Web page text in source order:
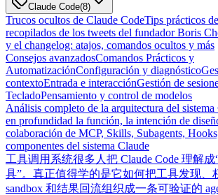
Claude Code(8)
Trucos ocultos de Claude CodeTips prácticos
recopilados de los tweets del fundador Boris
y el changelog: atajos, comandos ocultos y más
Consejos avanzadosComandos Prácticos y
AutomatizaciónConfiguración y diagnóstico
contextoEntrada e interacciónGestión de
TecladoPensamiento y control de modelos
Análisis completo de la arquitectura del sistema
en profundidad la función, la intención de
colaboración de MCP, Skills, Subagents,
componentes del sistema Claude
工具调用系统很多人把 Claude Code 理解
具”。真正值得学的是它如何把工具发现、
sandbox 和结果回流组织成一条可验证的